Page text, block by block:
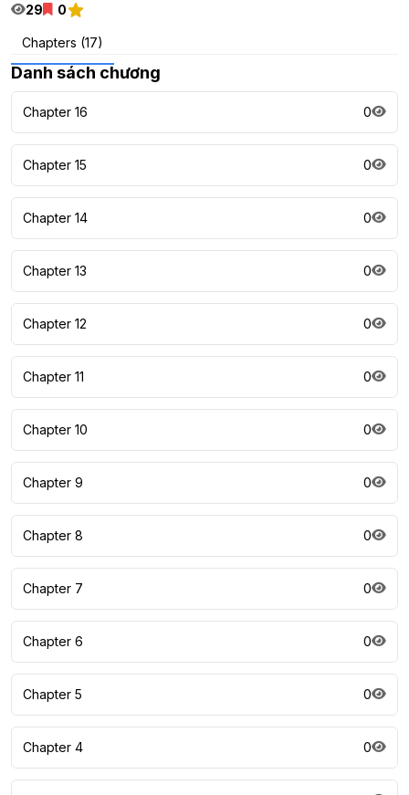
29
0
Chapters (17)
Danh sách chương
Chapter 16 0
Chapter 15 0
Chapter 14 0
Chapter 13 0
Chapter 12 0
Chapter 11 0
Chapter 10 0
Chapter 9 0
Chapter 8 0
Chapter 7 0
Chapter 6 0
Chapter 5 0
Chapter 4 0